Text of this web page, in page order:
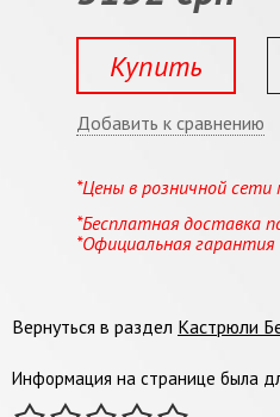
Купить
Добавить к сравнению
*Цены в розничной
*Бесплатная доставка
*Официальная гарантия
Вернуться в раздел Кастрюли
Информация на странице была